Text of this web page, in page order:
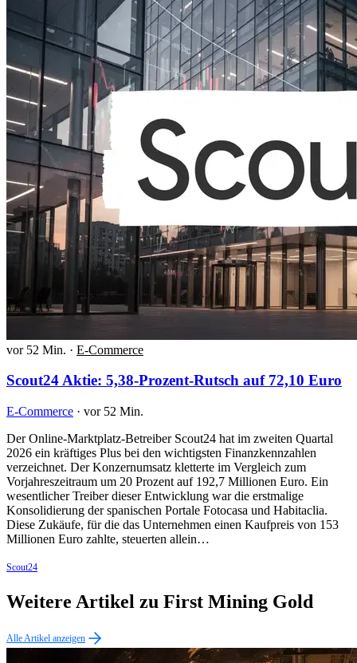
vor 52 Min. · E-Commerce
Scout24 Aktie: 5,38-Prozent-Rutsch auf 72,10 Euro
E-Commerce · vor 52 Min.
Der Online-Marktplatz-Betreiber Scout24 hat im zweiten Quartal
2026 ein kräftiges Plus bei den wichtigsten Finanzkennzahlen
verzeichnet. Der Konzernumsatz kletterte im Vergleich zum
Vorjahreszeitraum um 20 Prozent auf 192,7 Millionen Euro. Ein
wesentlicher Treiber dieser Entwicklung war die erstmalige
Konsolidierung der spanischen Portale Fotocasa und Habitaclia.
Diese Zukäufe, für die das Unternehmen einen Kaufpreis von 153
Millionen Euro zahlte, steuerten allein…
Scout24
Weitere Artikel zu First Mining Gold
Alle Artikel anzeigen